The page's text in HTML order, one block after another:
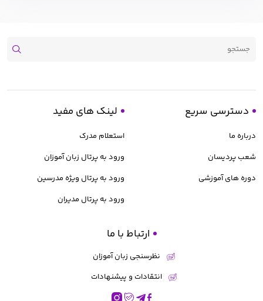
دسترسی سریع
درباره ما
شعب پردیسان
دوره های آموزشی
لینک های مفید
استعلام مدرک
ورود به پرتال زبان آموزان
ورود به پرتال ویژه مدرسین
ورود به پرتال مدیران
ارتباط با ما
نظرسنجی زبان آموزان
انتقادات و پیشنهادات